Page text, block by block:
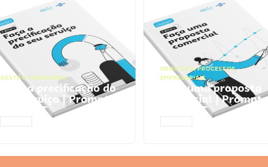
GESTÃO FINANCEIRA
Faça a precificação do
seu serviço | Prompts
ChatGPT
NEGÓCIOS,PROCESSOS
EMPRESARIAIS
Faça uma proposta
comercial | Prompts
ChatGPT